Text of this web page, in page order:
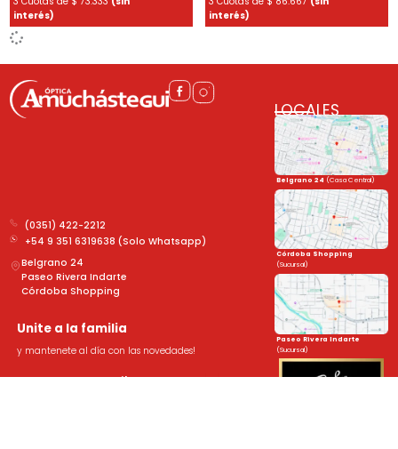
interés)
interés)
(0351) 422-2212
+54 9 351 6319638 (Solo Whatsapp)
Belgrano 24
Paseo Rivera Indarte
Córdoba Shopping
Unite a la familia
y mantenete al día con las novedades!
➤
LOCALES
Belgrano 24 (Casa Central)
Córdoba Shopping
(Sucursal)
Paseo Rivera Indarte
(Sucursal)